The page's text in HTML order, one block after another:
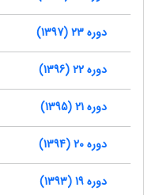
دوره 23 (1397)
دوره 22 (1396)
دوره 21 (1395)
دوره 20 (1394)
دوره 19 (1393)